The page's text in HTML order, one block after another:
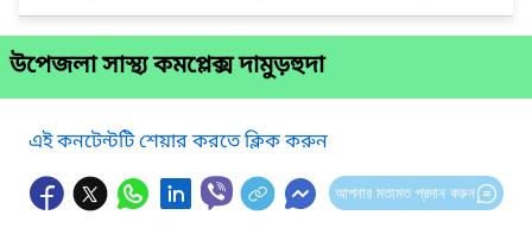
উপেজলা সাস্থ্য কমপ্লেক্স দামুড়হুদা
এই কনটেন্টটি শেয়ার করতে ক্লিক করুন
আপনার মতামত প্রদান করুন